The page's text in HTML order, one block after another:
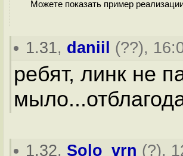
Можете показать пример
1.31, daniil (??),
ребят, линк не
1.32, Solo_vrn (?),